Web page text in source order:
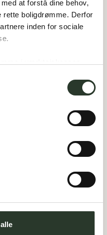
at forstå dine behov,
boligdrømme. Derfor
inden for sociale